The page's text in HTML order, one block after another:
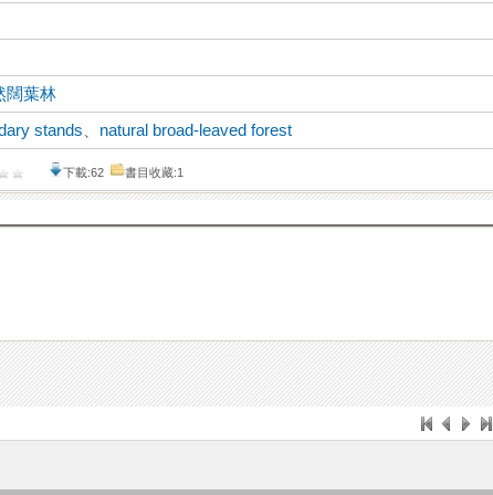
闊葉林
stands
natural broad-leaved forest
下載:62 書目收藏:1